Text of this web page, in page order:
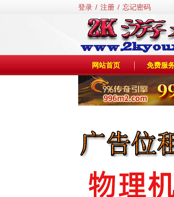
登录 / 注册 / 忘记密码
网站首页 免费服